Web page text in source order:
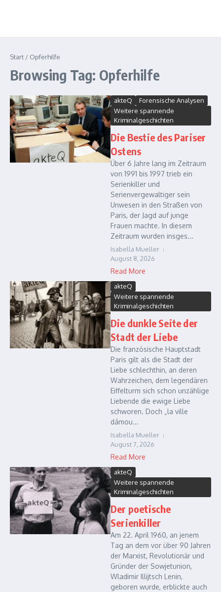
Start / Opferhilfe
Browsing Tag: Opferhilfe
akteQ
Forensische Analysen
Weitere spannende
Kriminalgeschichten
Die Bestie des Pariser
Ostens
Über 6 Jahre lang im Zeitraum
von 1991 bis 1997 trieb ein
Serienkiller und
Serienvergewaltiger sein
Unwesen in den Straßen von
Paris, der Jagd auf junge
Frauen machte. In diesem
Zeitraum wurden insges...
Isabella Mueller
August 8, 2026
Read More
akteQ
Weitere spannende
Kriminalgeschichten
Die dunkle Seite der
Stadt der Liebe
Die französische Hauptstadt
Paris gilt als die Stadt der
Liebe schlechthin, an deren
Wahrzeichen, dem legendären
Eiffelturm sich schon unzählige
Liebende die ewige Liebe
schworen. Doch „la ville
dámou...
Isabella Mueller
August 7, 2026
Read More
akteQ
Weitere spannende
Kriminalgeschichten
Der poetische
Serienkiller
Am 22. April 1960, an jenem
Tag an dem vor über 90 Jahren
der Marxist, Revolutionär und
Gründer der Sowjetunion,
Wladimir Illijtsch Lenin,
geboren wurde, erblickte auch